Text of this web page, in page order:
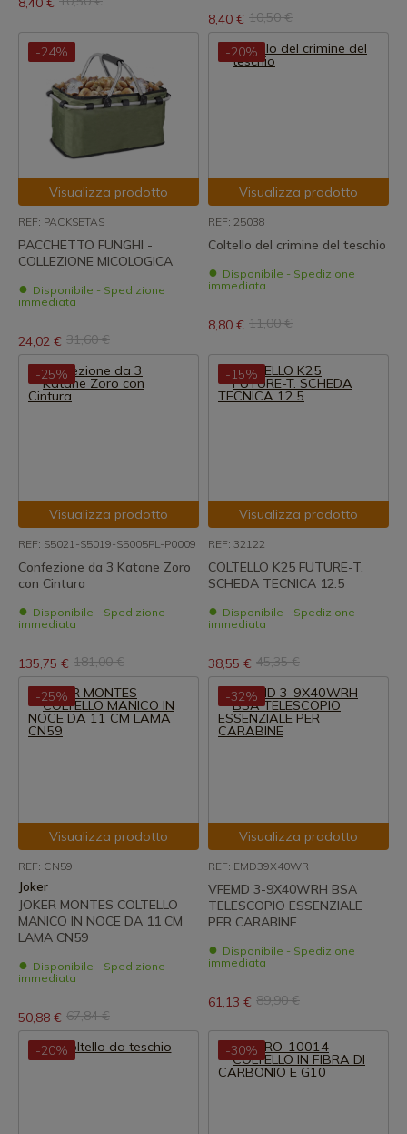
8,40 € 10,50 €
-24%
Visualizza prodotto
REF: PACKSETAS
PACCHETTO FUNGHI -
COLLEZIONE MICOLOGICA
Disponibile - Spedizione
immediata
24,02 € 31,60 €
-20%
Visualizza prodotto
REF: 25038
Coltello del crimine del teschio
Disponibile - Spedizione
immediata
8,80 € 11,00 €
-25%
Visualizza prodotto
REF: S5021-S5019-S5005PL-P0009
Confezione da 3 Katane Zoro
con Cintura
Disponibile - Spedizione
immediata
135,75 € 181,00 €
-15%
Visualizza prodotto
REF: 32122
COLTELLO K25 FUTURE-T.
SCHEDA TECNICA 12.5
Disponibile - Spedizione
immediata
38,55 € 45,35 €
-25%
Visualizza prodotto
REF: CN59
Joker
JOKER MONTES COLTELLO
MANICO IN NOCE DA 11 CM
LAMA CN59
Disponibile - Spedizione
immediata
50,88 € 67,84 €
-32%
Visualizza prodotto
REF: EMD39X40WR
VFEMD 3-9X40WRH BSA
TELESCOPIO ESSENZIALE
PER CARABINE
Disponibile - Spedizione
immediata
61,13 € 89,90 €
-20% -30%